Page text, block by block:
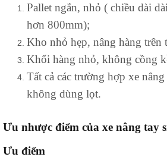
Pallet ngắn, nhỏ ( chiều dài
hơn 800mm);
Kho nhỏ hẹp, nâng hàng trên
Khối hàng nhỏ, không cồng
Tất cả các trường hợp xe
không dùng lọt.
Ưu nhược điểm của xe nâng tay
Ưu điểm